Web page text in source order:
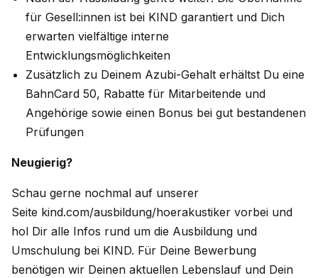
für Gesell:innen ist bei KIND garantiert und Dich
erwarten vielfältige interne
Entwicklungsmöglichkeiten
Zusätzlich zu Deinem Azubi-Gehalt erhältst Du eine
BahnCard 50, Rabatte für Mitarbeitende und
Angehörige sowie einen Bonus bei gut bestandenen
Prüfungen
Neugierig?
Schau gerne nochmal auf unserer
Seite kind.com/ausbildung/hoerakustiker vorbei und
hol Dir alle Infos rund um die Ausbildung und
Umschulung bei KIND. Für Deine Bewerbung
benötigen wir Deinen aktuellen Lebenslauf und Dein